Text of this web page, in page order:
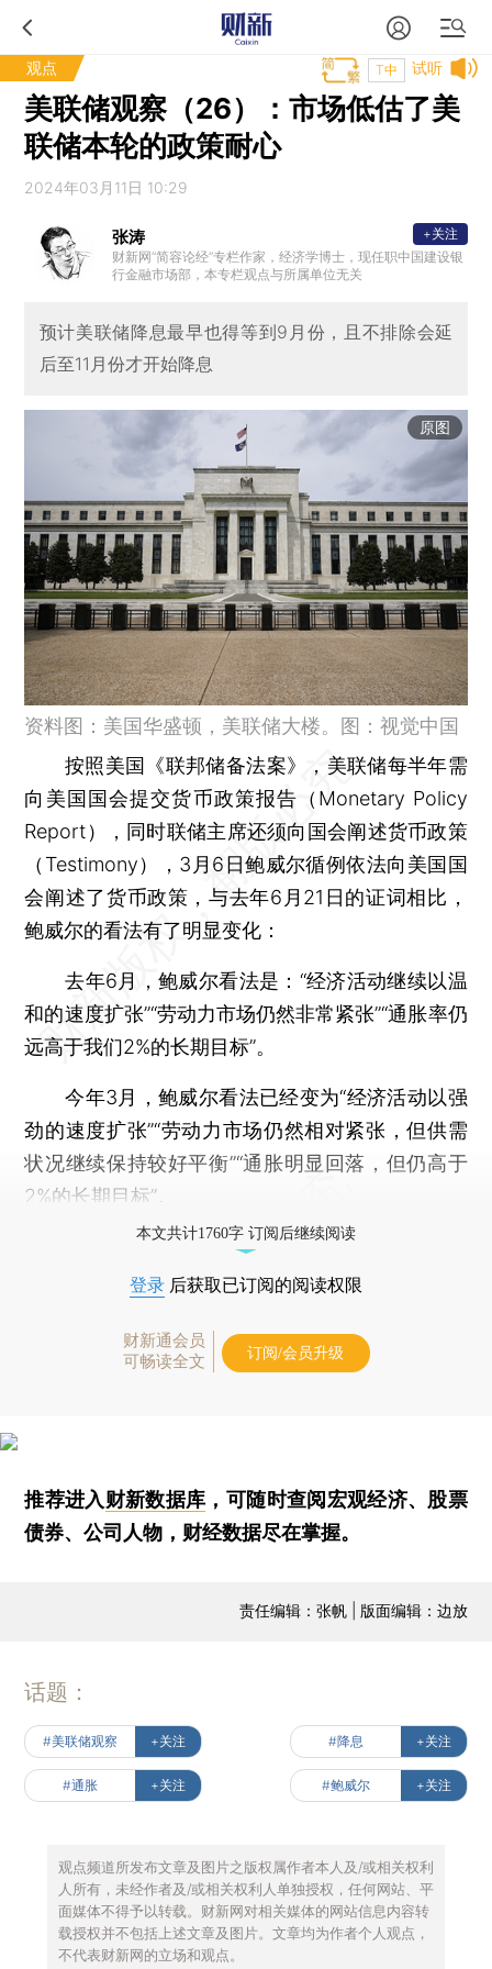
观点 试听
T中
美联储观察（26）：市场低估了美
联储本轮的政策耐心
2024年03月11日 10:29
张涛
财新网“简容论经”专栏作家，经济学博士，现任职中国建设银
行金融市场部，本专栏观点与所属单位无关
+关注
预计美联储降息最早也得等到9月份，且不排除会延
后至11月份才开始降息
原图
资料图：美国华盛顿，美联储大楼。图：视觉中国
按照美国《联邦储备法案》，美联储每半年需
向美国国会提交货币政策报告（Monetary Policy
Report），同时联储主席还须向国会阐述货币政策
（Testimony），3月6日鲍威尔循例依法向美国国
会阐述了货币政策，与去年6月21日的证词相比，
鲍威尔的看法有了明显变化：
去年6月，鲍威尔看法是：“经济活动继续以温
和的速度扩张”“劳动力市场仍然非常紧张”“通胀率仍
远高于我们2%的长期目标”。
今年3月，鲍威尔看法已经变为“经济活动以强
劲的速度扩张”“劳动力市场仍然相对紧张，但供需
状况继续保持较好平衡”“通胀明显回落，但仍高于
2%的长期目标”。
本文共计1760字 订阅后继续阅读
登录 后获取已订阅的阅读权限
财新通会员
可畅读全文
订阅/会员升级
推荐进入财新数据库 ，可随时查阅宏观经济、股票
债券、公司人物，财经数据尽在掌握。
责任编辑：张帆 | 版面编辑：边放
话题：
#美联储观察 +关注 #降息 +关注
#通胀 +关注 #鲍威尔 +关注
观点频道所发布文章及图片之版权属作者本人及/或相关权利
人所有，未经作者及/或相关权利人单独授权，任何网站、平
面媒体不得予以转载。财新网对相关媒体的网站信息内容转
载授权并不包括上述文章及图片。文章均为作者个人观点，
不代表财新网的立场和观点。